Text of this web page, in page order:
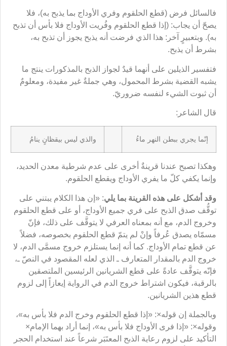
فالسائل فرض (قطع الحلقوم وفري الأوداج بما يذبح به)، فلا
يصحّ أن يجاب: (إذا قطع الحلقوم وفُريت الأوداج فلا بأس أن تذبح
به). وبتعبيرٍ آخر: هذا الذي فرضت أنه يذبح يجوز أن تذبح به،
بشرط أن يذبح.
فتفسير الذيلين على أنهما قيدٌ لجواز الذبح بالمذكورات ينتج ما
يشبه القضية بشرط المحمول، وهي جملةٌ غير مفيدة، ومعلومٌ
أن ثبوت الشيء لنفسه ضروريّ.
قال الشاعر:
إنّما يجري ببطن النهر ماءُ والذي ليس بيقظانٍ ينامُ
وهكذا تصبح عندنا قرينةٌ أخرى على عدم شرطية معدن الحديد،
وإنما يكفي كلّ ما يفري الأوداج ويقطع الحلقوم.
وقد أشكل على هذه القرينة بما يلي: «إن هذا الكلام يبتني على
توقُّف صدق الذبح على فري جميع الأوداج، أو على قطع الحلقوم
وخروج الدم، مع أنه بمعناه العرفي لا يتوقَّف على ذلك، فإنّ
مسمّاه يصدق عُرفاً وإنْ لم يتمّ قطع الحلقوم بخصوصه، فضلاً
عن قطع تمام الأوداج. كما أنه إنما يستلزم خروج مسمَّى الدم، لا
خروج الدم بالمقدار المتعارف ـ الذي لعله المقصود في النصّ ـ،
فإنّه يتوقَّف عادةً على قطع الشريانين الرئيسين الملتصقين
بالرقبة، فيكون اشتراط خروج الدم في الرواية إيعازاً إلى لزوم
قطع هذين الشريانين.
وبالجملة إن قوله×: «إذا قطع الحلقوم وخرج الدم فلا بأس به»،
وقوله×: «إذا فرى الأوداج فلا بأس به»، إنما أراد بهما الإمام×
التأكيد على لزوم رعاية الذبح المعتَبَر شرعاً عند استخدام الحجر